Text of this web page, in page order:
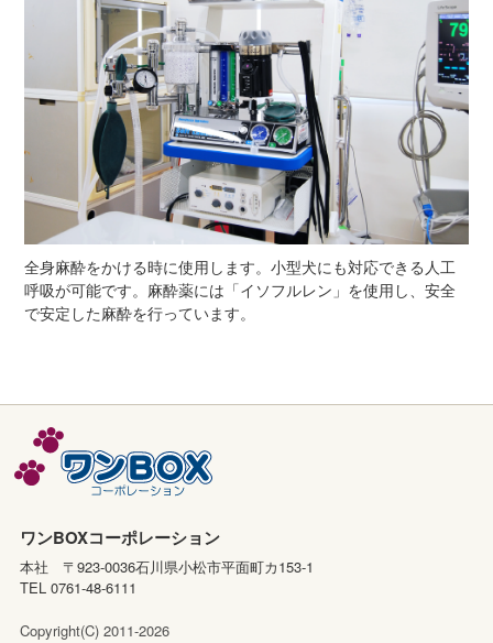
全身麻酔をかける時に使用します。小型犬にも対応できる人工
呼吸が可能です。麻酔薬には「イソフルレン」を使用し、安全
で安定した麻酔を行っています。
ワンBOXコーポレーション
本社 〒923-0036石川県小松市平面町カ153-1
TEL 0761-48-6111
Copyright(C) 2011-2026